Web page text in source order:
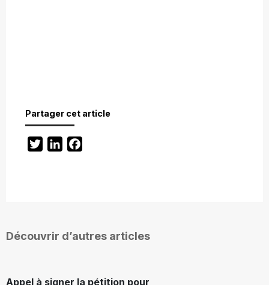
Partager cet article
TwitterLinkedIn
Découvrir d’autres articles
Appel à signer la pétition pour